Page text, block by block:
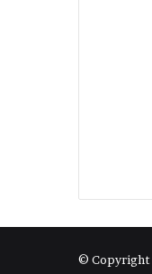
© Copyright